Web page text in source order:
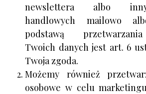
newslettera albo
handlowych mailowo
podstawą
Twoich danych jest art. 6
Twoja zgoda.
Możemy również
osobowe w celu